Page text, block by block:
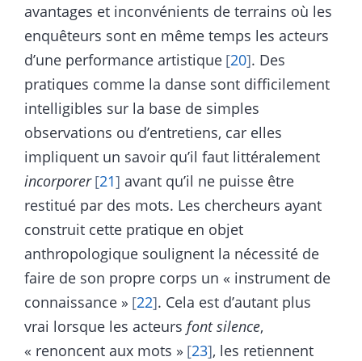
avantages et inconvénients de terrains où les
enquêteurs sont en même temps les acteurs
d’une performance artistique 20 . Des
pratiques comme la danse sont difficilement
intelligibles sur la base de simples
observations ou d’entretiens, car elles
impliquent un savoir qu’il faut littéralement
incorporer 21
avant qu’il ne puisse être
restitué par des mots. Les chercheurs ayant
construit cette pratique en objet
anthropologique soulignent la nécessité de
faire de son propre corps un « instrument de
connaissance » 22 . Cela est d’autant plus
vrai lorsque les acteurs font silence,
« renoncent aux mots » 23 , les retiennent